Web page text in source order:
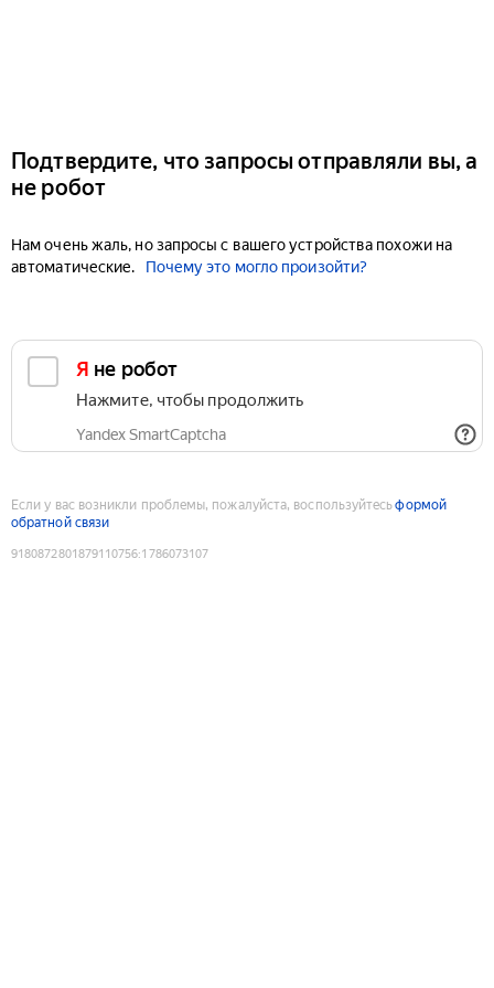
Подтвердите, что запросы отправляли вы, а
не робот
Нам очень жаль, но запросы с вашего устройства похожи на
автоматические.
Почему это могло произойти?
Я не робот
Нажмите, чтобы продолжить
Yandex SmartCaptcha
Если у вас возникли проблемы, пожалуйста, воспользуйтесьформой
обратной связи
9180872801879110756:1786073107